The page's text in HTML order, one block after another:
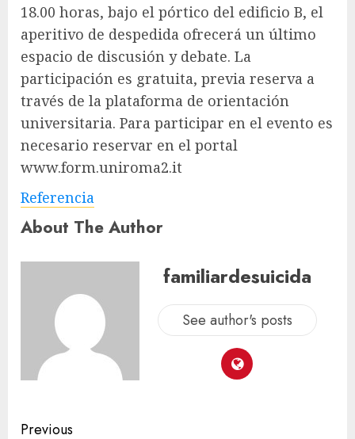
18.00 horas, bajo el pórtico del edificio B, el
aperitivo de despedida ofrecerá un último
espacio de discusión y debate. La
participación es gratuita, previa reserva a
través de la plataforma de orientación
universitaria. Para participar en el evento es
necesario reservar en el portal
www.form.uniroma2.it
Referencia
About The Author
familiardesuicida
See author's posts
Previous